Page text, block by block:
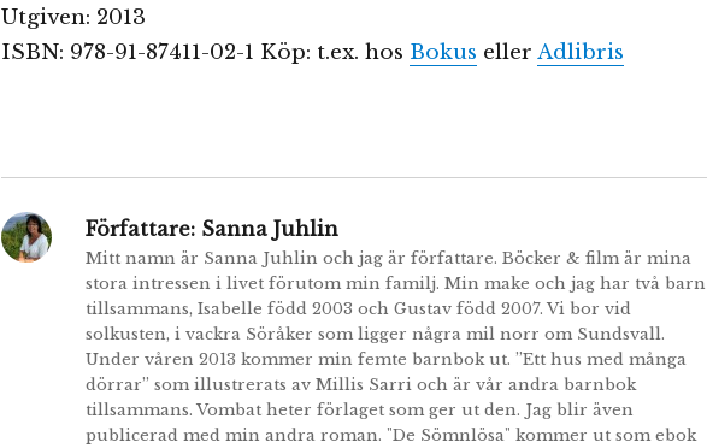
Utgiven: 2013
ISBN: 978-91-87411-02-1 Köp: t.ex. hos Bokus eller Adlibris
Författare:Sanna Juhlin
Mitt namn är Sanna Juhlin och jag är författare. Böcker & film är mina
stora intressen i livet förutom min familj. Min make och jag har två barn
tillsammans, Isabelle född 2003 och Gustav född 2007. Vi bor vid
solkusten, i vackra Söråker som ligger några mil norr om Sundsvall.
Under våren 2013 kommer min femte barnbok ut. ”Ett hus med många
dörrar” som illustrerats av Millis Sarri och är vår andra barnbok
tillsammans. Vombat heter förlaget som ger ut den. Jag blir även
publicerad med min andra roman. "De Sömnlösa" kommer ut som ebok